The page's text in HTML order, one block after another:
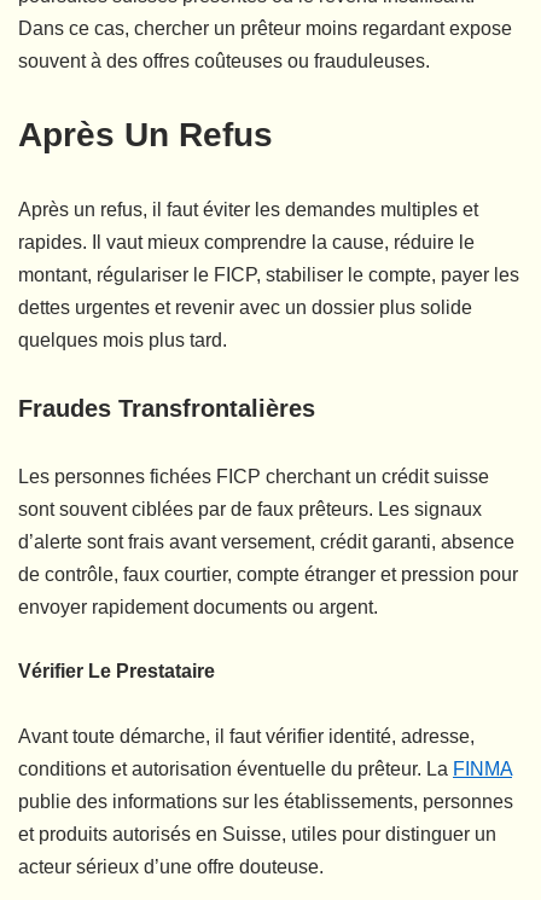
Dans ce cas, chercher un prêteur moins regardant expose
souvent à des offres coûteuses ou frauduleuses.
Après Un Refus
Après un refus, il faut éviter les demandes multiples et
rapides. Il vaut mieux comprendre la cause, réduire le
montant, régulariser le FICP, stabiliser le compte, payer les
dettes urgentes et revenir avec un dossier plus solide
quelques mois plus tard.
Fraudes Transfrontalières
Les personnes fichées FICP cherchant un crédit suisse
sont souvent ciblées par de faux prêteurs. Les signaux
d’alerte sont frais avant versement, crédit garanti, absence
de contrôle, faux courtier, compte étranger et pression pour
envoyer rapidement documents ou argent.
Vérifier Le Prestataire
Avant toute démarche, il faut vérifier identité, adresse,
conditions et autorisation éventuelle du prêteur. La FINMA
publie des informations sur les établissements, personnes
et produits autorisés en Suisse, utiles pour distinguer un
acteur sérieux d’une offre douteuse.